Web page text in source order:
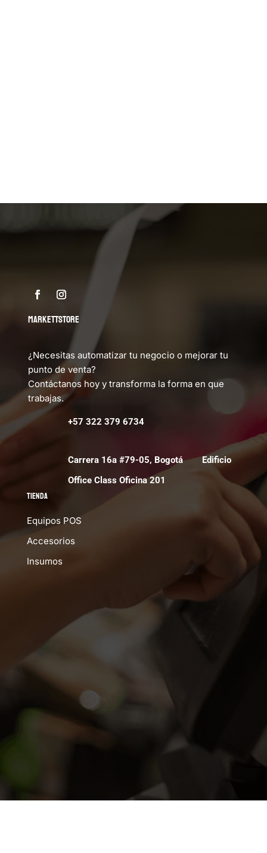
MARKETTSTORE
¿Necesitas automatizar tu negocio o mejorar tu
punto de venta?
Contáctanos hoy y transforma la forma en que
trabajas.
+57 322 379 6734
Carrera 16a #79-05, Bogotá Edificio
Office Class Oficina 201
Tienda
Equipos POS
Accesorios
Insumos